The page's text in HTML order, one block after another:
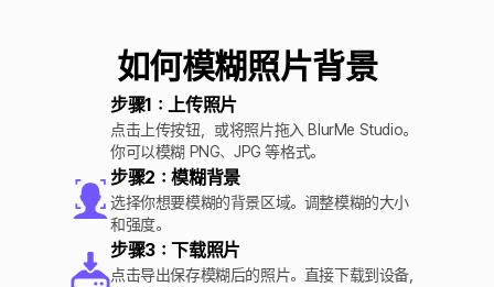
如何模糊照片背景
步骤1：上传照片
点击上传按钮，或将照片拖入 BlurMe Studio。
你可以模糊 PNG、JPG 等格式。
步骤2：模糊背景
选择你想要模糊的背景区域。调整模糊的大小
和强度。
步骤3：下载照片
点击导出保存模糊后的照片。直接下载到设备，